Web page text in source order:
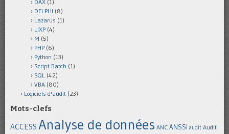
DAX (1)
DELPHI (8)
Lazarus (1)
LIXP (4)
M (5)
PHP (6)
Python (13)
Script Batch (1)
SQL (42)
VBA (80)
Logiciels d'audit (23)
Mots-clefs
ACCESS Analyse de données ANC ANSSI audit Audit